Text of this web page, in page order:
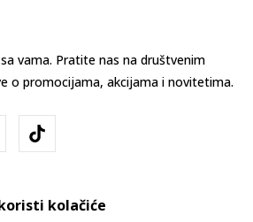
vama. Pratite nas na društvenim
o promocijama, akcijama i novitetima.
kolačiće